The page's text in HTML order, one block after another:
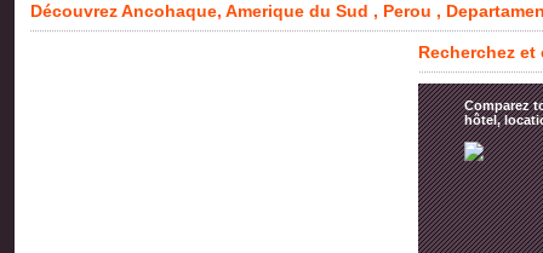
Découvrez Ancohaque, Amerique du Sud , Perou ,
Recherchez
Comparez
hôtel,